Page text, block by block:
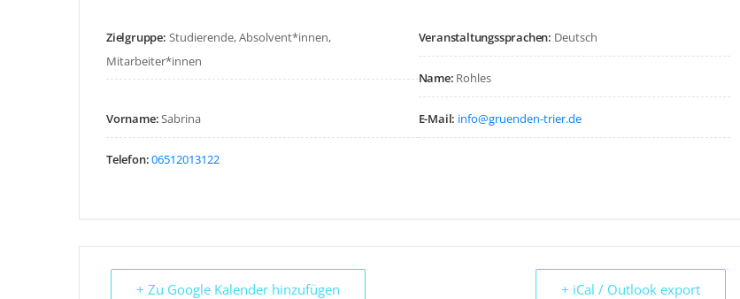
Zielgruppe: Studierende, Absolvent*innen,
Mitarbeiter*innen
Veranstaltungssprachen: Deutsch
Name: Rohles
Vorname:Sabrina E-Mail: info@gruenden-trier.de
Telefon:06512013122
+ Zu Google Kalender hinzufügen + iCal / Outlook export